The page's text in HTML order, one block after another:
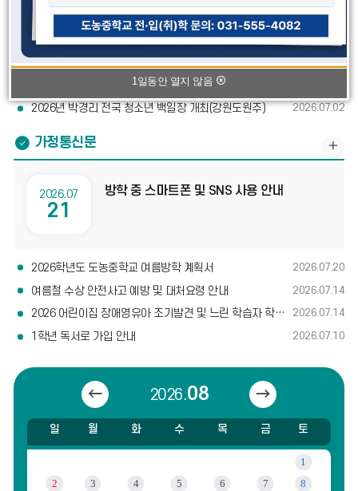
2026년 여름방학 중 급식지원 신청 2026.07.02
2026청소년 통일캠프 2026.07.02
학부모 교육 포털 학부모On누리(학부모는 처음이라) 기념 이벤트
2026년 박경리 전국 청소년 백일장 개최(강원도원주) 2026.07.02
보
가정통신문
방학 중 스마트폰 및 SNS 사용 안내
2026.07
21
2026학년도 도농중학교 여름방학 계획서 2026.07.20
여름철 수상 안전사고 예방 및 대처요령 안내 2026.07.14
2026 어린이집 장애영유아 조기발견 및 느린 학습자 학부모 연수 신청 안내 2026.07.14
1학년 독서로 가입 안내 2026.07.10
기
이
전
2026.08
다
음
캘
일 월 화 수 목 금 토
1
2
3 4 5 6 7
8
1일동안 열지 않음
1일동안 열지 않음